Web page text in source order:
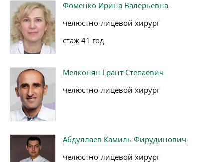
Фоменко Ирина Валерьевна
челюстно-лицевой хирург
стаж 41 год
Мелконян Грант Степаевич
челюстно-лицевой хирург
Абдуллаев Камиль Фирудинович
челюстно-лицевой хирург